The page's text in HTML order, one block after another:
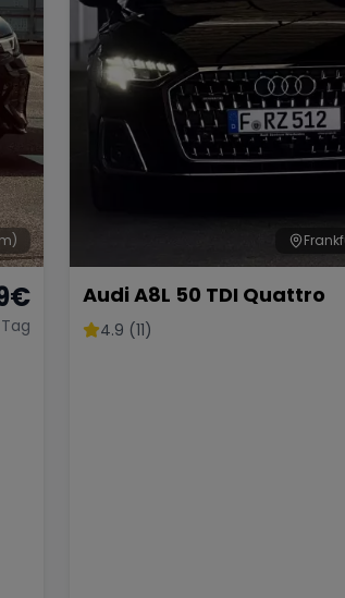
€ Audi A8L 50 TDI Quattro
4.9 (11)